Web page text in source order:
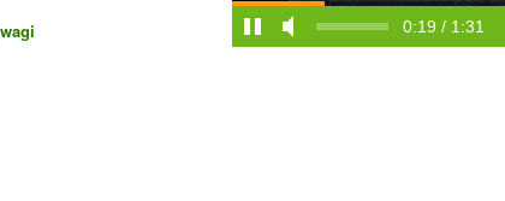
0:19 / 1:31